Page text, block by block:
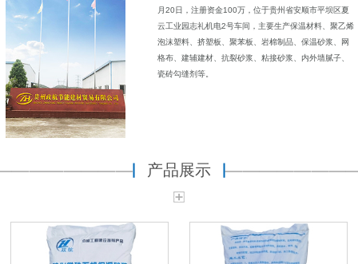
月20日，注册资金100万，位于贵州省安顺市平坝区夏
云工业园志礼机电2号车间，主要生产保温材料、聚乙烯
泡沫塑料、挤塑板、聚苯板、岩棉制品、保温砂浆、网
格布、建辅建材、抗裂砂浆、粘接砂浆、内外墙腻子、
瓷砖勾缝剂等。
产品展示